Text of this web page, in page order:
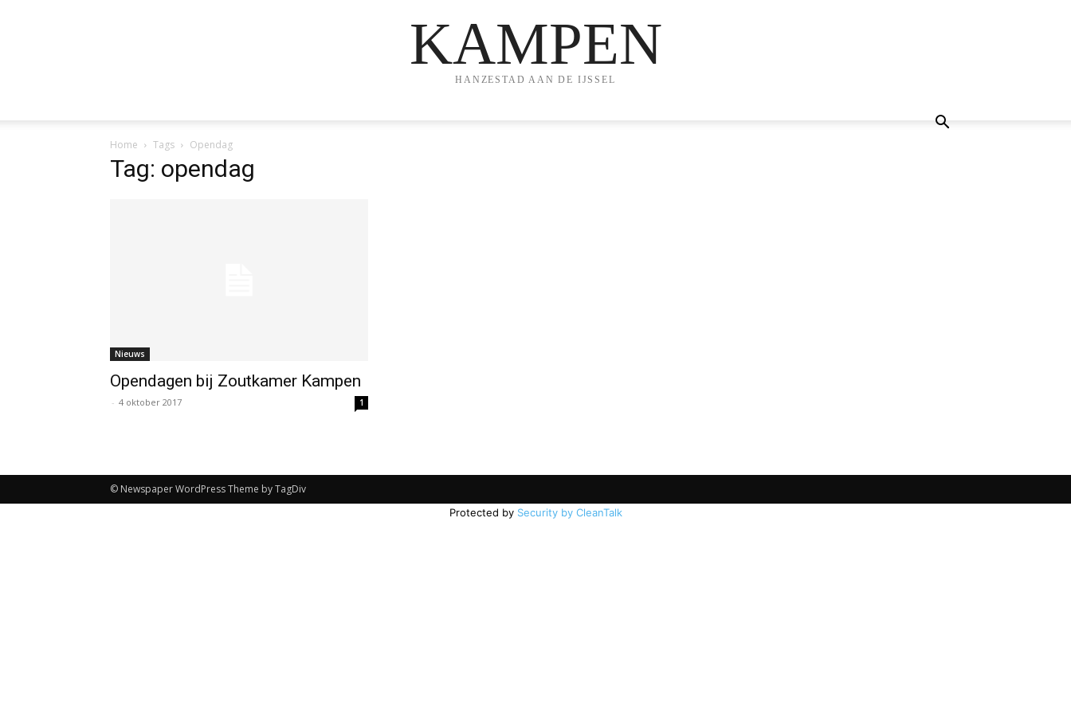
KAMPEN
HANZESTAD AAN DE IJSSEL
Home Tags Opendag
Tag: opendag
Nieuws
Opendagen bij Zoutkamer Kampen
- 4 oktober 2017 1
© Newspaper WordPress Theme by TagDiv
Protected by Security by CleanTalk